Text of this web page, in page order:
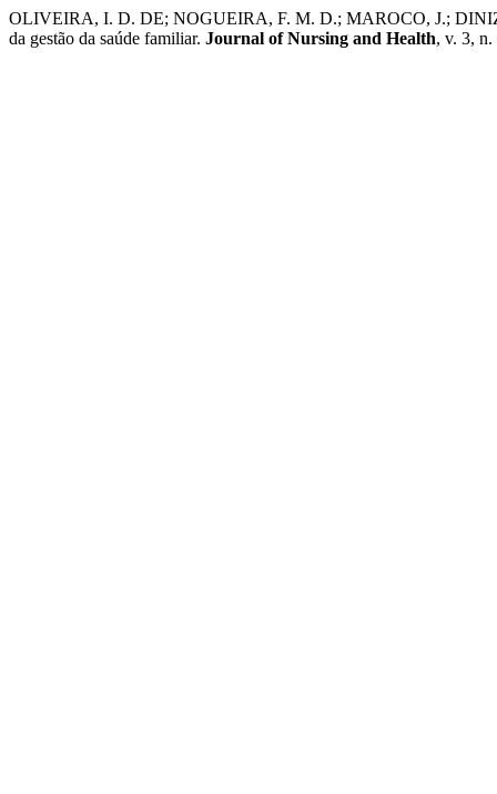
OLIVEIRA, I. D. DE; NOGUEIRA, F. M. D.; MAROCO, J.; DINIZ,
da gestão da saúde familiar. Journal of Nursing and Health, v. 3,